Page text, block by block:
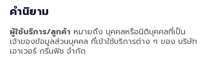
คำนิยาม
ผู้ใช้บริการ/ลูกค้า หมายถึง บุคคลหรือนิติบุคคลที่เป็น
เจ้าของข้อมูลส่วนบุคคล ที่เข้าใช้บริการต่าง ๆ ของ บริษัท
เอาเวอร์ กรีนฟิช จำกัด